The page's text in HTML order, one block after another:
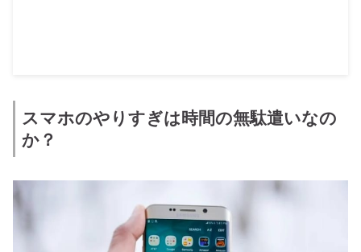
スマホのやりすぎは時間の無駄遣いなの
か？